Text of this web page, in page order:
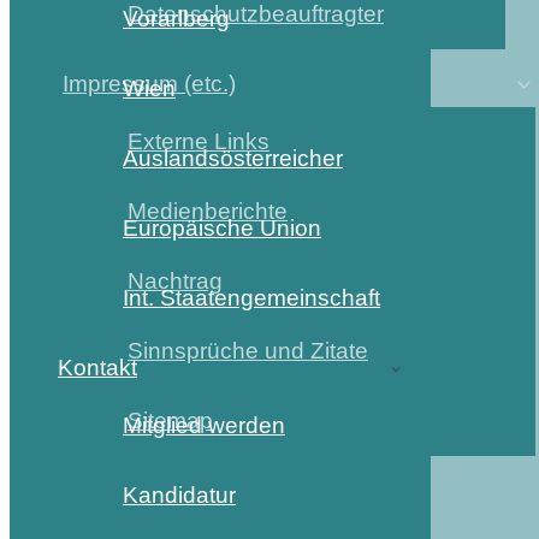
Datenschutzbeauftragter
Impressum (etc.)
Externe Links
Medienberichte
Nachtrag
Sinnsprüche und Zitate
Sitemap
Vorarlberg
Wien
Auslandsösterreicher
Europäische Union
Int. Staatengemeinschaft
Kontakt
Mitglied werden
Kandidatur